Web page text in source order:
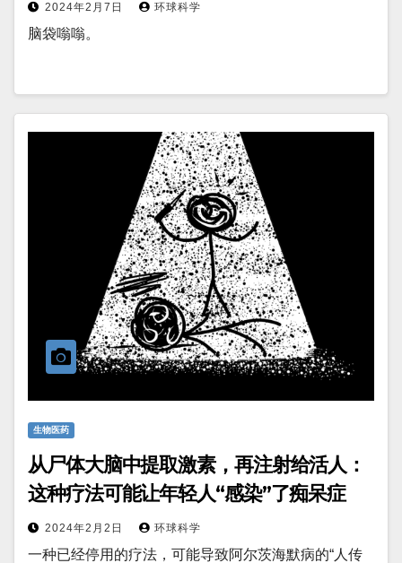
2024年2月7日 环球科学
脑袋嗡嗡。
生物医药
从尸体大脑中提取激素，再注射给活人：
这种疗法可能让年轻人“感染”了痴呆症
2024年2月2日 环球科学
一种已经停用的疗法，可能导致阿尔茨海默病的“人传